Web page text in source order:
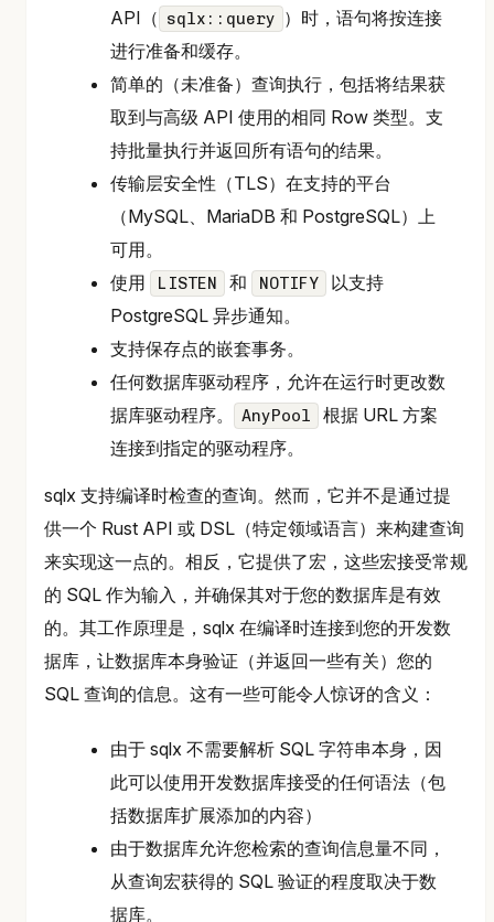
API（ sqlx::query ）时，语句将按连接
进行准备和缓存。
简单的（未准备）查询执行，包括将结果获
取到与高级 API 使用的相同 Row 类型。支
持批量执行并返回所有语句的结果。
传输层安全性（TLS）在支持的平台
（MySQL、MariaDB 和 PostgreSQL）上
可用。
使用
LISTEN 和 NOTIFY
以支持
PostgreSQL 异步通知。
支持保存点的嵌套事务。
任何数据库驱动程序，允许在运行时更改数
据库驱动程序。
AnyPool
根据 URL 方案
连接到指定的驱动程序。
sqlx 支持编译时检查的查询。然而，它并不是通过提
供一个 Rust API 或 DSL（特定领域语言）来构建查询
来实现这一点的。相反，它提供了宏，这些宏接受常规
的 SQL 作为输入，并确保其对于您的数据库是有效
的。其工作原理是，sqlx 在编译时连接到您的开发数
据库，让数据库本身验证（并返回一些有关）您的
SQL 查询的信息。这有一些可能令人惊讶的含义：
由于 sqlx 不需要解析 SQL 字符串本身，因
此可以使用开发数据库接受的任何语法（包
括数据库扩展添加的内容）
由于数据库允许您检索的查询信息量不同，
从查询宏获得的 SQL 验证的程度取决于数
据库。